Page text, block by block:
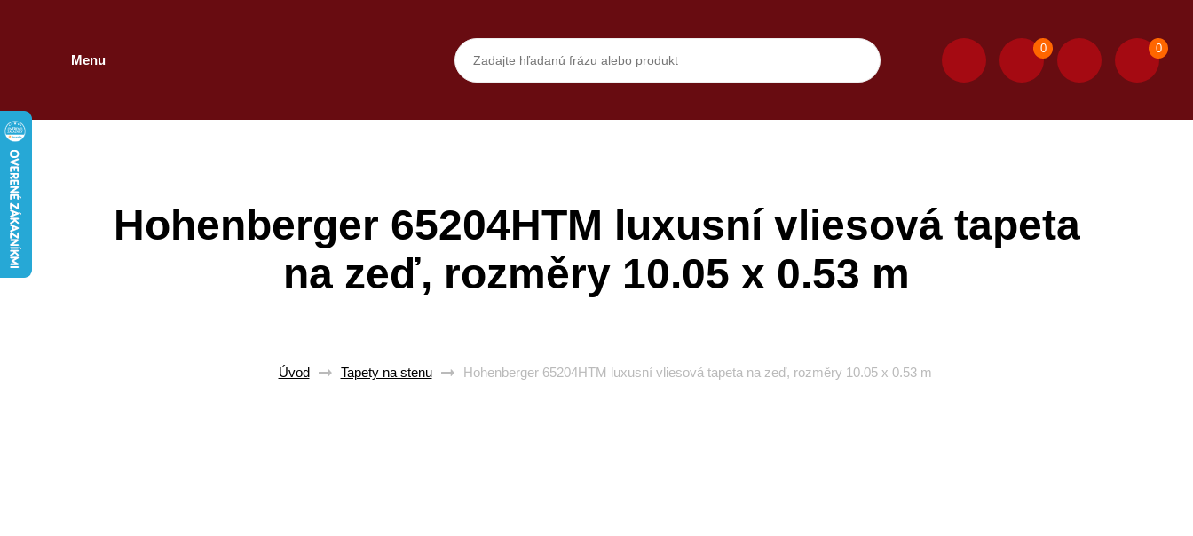
Menu
0 0
Hohenberger 65204HTM luxusní vliesová tapeta
na zeď, rozměry 10.05 x 0.53 m
Úvod Tapety na stenu Hohenberger 65204HTM luxusní vliesová tapeta na zeď, rozměry 10.05 x 0.53 m